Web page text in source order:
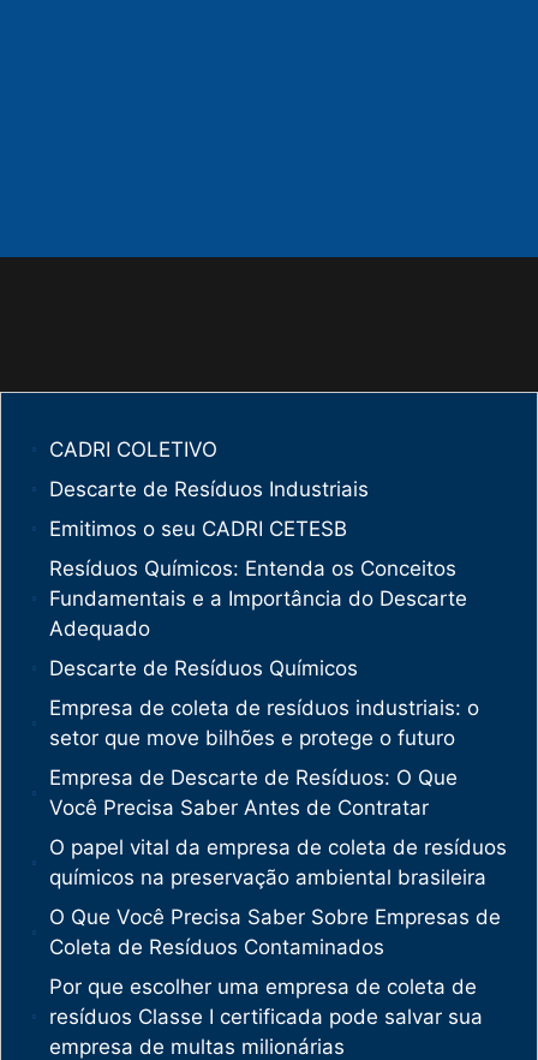
CADRI COLETIVO
Descarte de Resíduos Industriais
Emitimos o seu CADRI CETESB
Resíduos Químicos: Entenda os Conceitos
Fundamentais e a Importância do Descarte
Adequado
Descarte de Resíduos Químicos
Empresa de coleta de resíduos industriais: o
setor que move bilhões e protege o futuro
Empresa de Descarte de Resíduos: O Que
Você Precisa Saber Antes de Contratar
O papel vital da empresa de coleta de resíduos
químicos na preservação ambiental brasileira
O Que Você Precisa Saber Sobre Empresas de
Coleta de Resíduos Contaminados
Por que escolher uma empresa de coleta de
resíduos Classe I certificada pode salvar sua
empresa de multas milionárias